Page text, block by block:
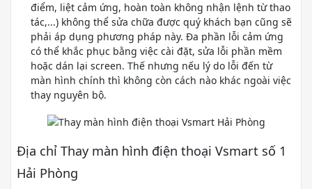
điểm, liệt cảm ứng, hoàn toàn không nhận lệnh từ thao
tác,...) không thể sửa chữa được quý khách bạn cũng sẽ
phải áp dụng phương pháp này. Đa phần lỗi cảm ứng
có thể khắc phục bằng việc cài đặt, sửa lỗi phần mềm
hoặc dán lại screen. Thế nhưng nếu lý do lỗi đến từ
màn hình chính thì không còn cách nào khác ngoài việc
thay nguyên bộ.
Địa chỉ Thay màn hình điện thoại Vsmart số 1
Hải Phòng